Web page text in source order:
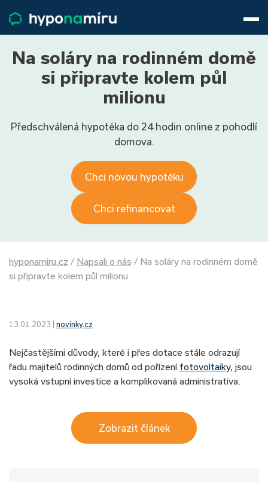
Životní pojištění
Pojištění nemovitosti
Články
O nás
Přihlásit
Na soláry na rodinném domě
si připravte kolem půl
milionu
Předschválená hypotéka do 24 hodin online z pohodlí
domova.
Chci novou hypotéku
Chci refinancovat
hyponamiru.cz / Napsali o nás / Na soláry na rodinném domě
si připravte kolem půl milionu
13.01.2023 | novinky.cz
Nejčastějšími důvody, které i přes dotace stále odrazují
řadu majitelů rodinných domů od pořízení fotovoltaiky, jsou
vysoká vstupní investice a komplikovaná administrativa.
Zobrazit článek